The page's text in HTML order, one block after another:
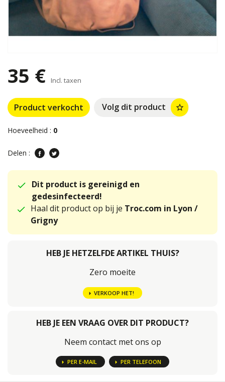
35 € Incl. taxen
Product verkocht Volg dit product star_border
Hoeveelheid : 0
Delen :
Dit product is gereinigd en
gedesinfecteerd!
Haal dit product op bij je Troc.com in Lyon /
Grigny
HEB JE HETZELFDE ARTIKEL THUIS?
Zero moeite
VERKOOP HET!
HEB JE EEN VRAAG OVER DIT PRODUCT?
Neem contact met ons op
PER E-MAIL PER TELEFOON